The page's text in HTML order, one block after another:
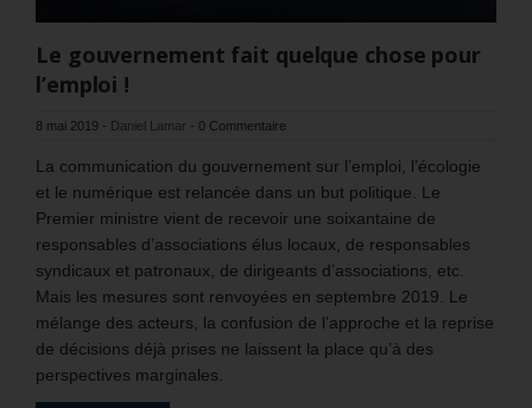
Le gouvernement fait quelque chose pour
l’emploi !
8 mai 2019 - Daniel Lamar - 0 Commentaire
La communication du gouvernement sur l’emploi, l’écologie
et le numérique est relancée dans un but politique. Le
Premier ministre vient de recevoir une soixantaine de
responsables d’associations élus locaux, de responsables
syndicaux et patronaux, de dirigeants d’associations, etc.
Mais les mesures sont renvoyées en septembre 2019. Le
mélange des acteurs, la confusion de l’approche et la reprise
de décisions déjà prises ne laissent la place qu’à des
perspectives marginales.